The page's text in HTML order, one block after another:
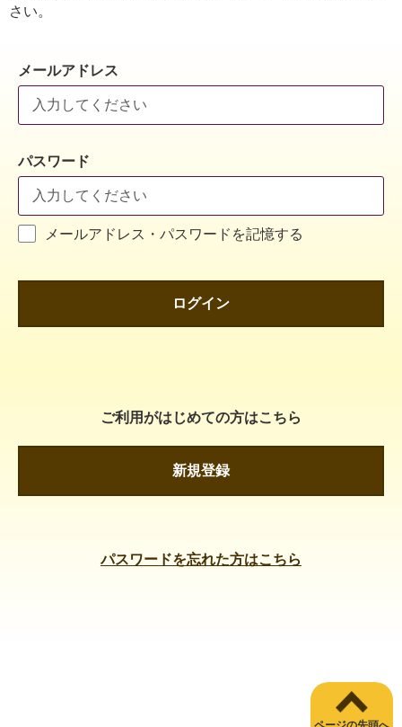
さい。
メールアドレス
パスワード
メールアドレス・パスワードを記憶する
ログイン
ご利用がはじめての方はこちら
新規登録
パスワードを忘れた方はこちら